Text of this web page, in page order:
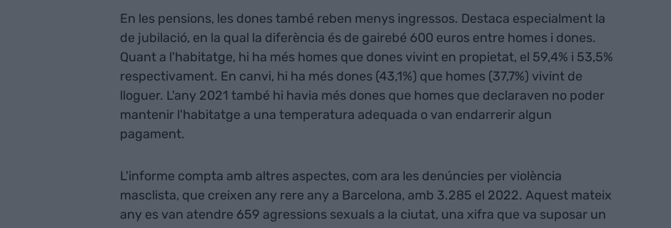
En les pensions, les dones també reben menys ingressos. Destaca especialment la
de jubilació, en la qual la diferència és de gairebé 600 euros entre homes i dones.
Quant a l'habitatge, hi ha més homes que dones vivint en propietat, el 59,4% i 53,5%
respectivament. En canvi, hi ha més dones (43,1%) que homes (37,7%) vivint de
lloguer. L'any 2021 també hi havia més dones que homes que declaraven no poder
mantenir l'habitatge a una temperatura adequada o van endarrerir algun
pagament.
L'informe compta amb altres aspectes, com ara les denúncies per violència
masclista, que creixen any rere any a Barcelona, amb 3.285 el 2022. Aquest mateix
any es van atendre 659 agressions sexuals a la ciutat, una xifra que va suposar un